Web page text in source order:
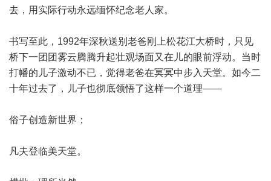
去，用实际行动永远缅怀纪念老人家。
书写至此，1992年深秋送别老爸刚上松花江大桥时，只见
桥下一团团雾云腾腾升起壮观场面又在儿的眼前浮动。当时
打幡的儿子激动不已，觉得老爸在冥冥中步入天堂。如今二
十年过去了，儿子也彻底领悟了这样一个道理——
俗子创造新世界；
凡夫登临美天堂。